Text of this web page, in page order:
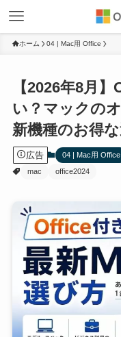
ホーム 04 | Mac用 Office
【2026年8月
い？マックの
新機種のお得
広告 04 | Mac用 Office
mac
office2024